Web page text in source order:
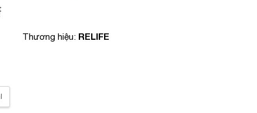
Thương hiệu: RELIFE